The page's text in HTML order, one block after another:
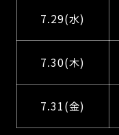
7.29(水)
7.30(木)
7.31(金)